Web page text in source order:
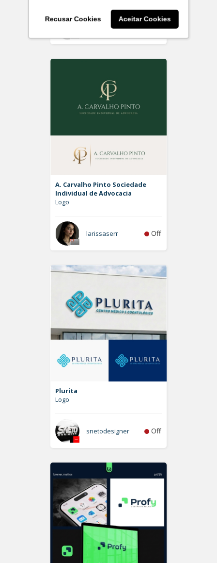
Recusar Cookies Aceitar Cookies
Rdesign SM Off
A. Carvalho Pinto Sociedade
Individual de Advocacia
Logo
larissaserr Off
Plurita
Logo
snetodesigner Off